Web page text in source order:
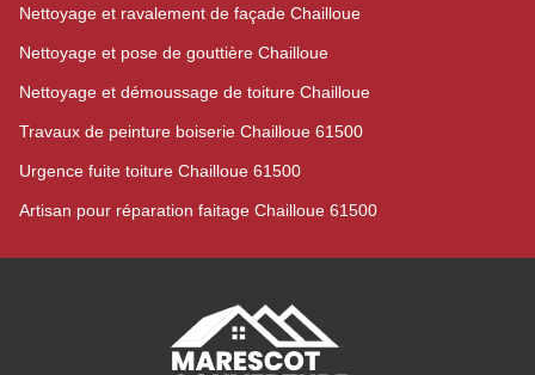
Nettoyage et ravalement de façade Chailloue
Nettoyage et pose de gouttière Chailloue
Nettoyage et démoussage de toiture Chailloue
Travaux de peinture boiserie Chailloue 61500
Urgence fuite toiture Chailloue 61500
Artisan pour réparation faitage Chailloue 61500